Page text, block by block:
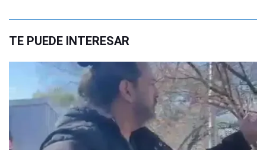
TE PUEDE INTERESAR